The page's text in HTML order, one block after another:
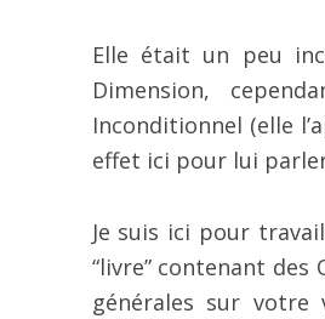
Elle était un peu
Dimension,
Inconditionnel (elle
effet ici pour lui
Je suis ici pour
“livre” contenant des
générales sur votre